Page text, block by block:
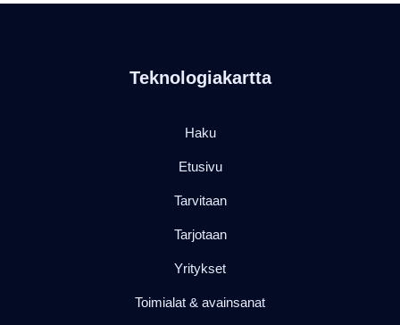
Teknologiakartta
Haku
Etusivu
Tarvitaan
Tarjotaan
Yritykset
Toimialat & avainsanat